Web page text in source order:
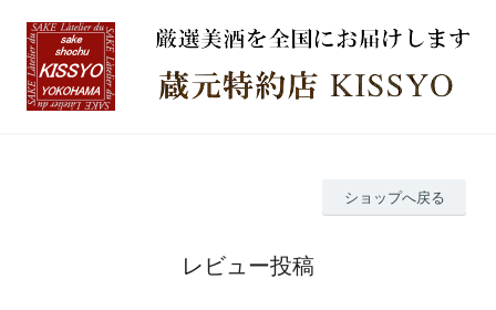
ショップへ戻る
レビュー投稿